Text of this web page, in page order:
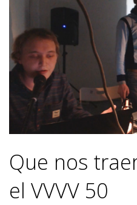
Que nos
el VVVV 50